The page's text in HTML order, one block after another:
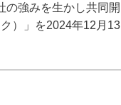
の強みを生かし共同開
）」を2024年12月13